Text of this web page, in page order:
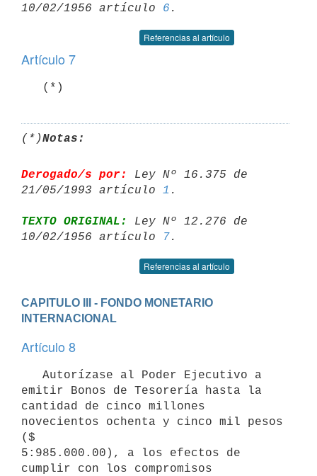
10/02/1956 artículo 6
Referencias al artículo
Artículo 7
   (*)
(*)Notas:
Derogado/s por:
Ley Nº 16.375 de
21/05/1993 artículo 1
TEXTO ORIGINAL:
Ley Nº 12.276 de
10/02/1956 artículo
7
Referencias al artículo
CAPITULO III - FONDO MONETARIO
INTERNACIONAL
Artículo 8
emitir Bonos de Tesorería hasta la
cantidad de cinco millones
novecientos ochenta y cinco mil pesos
($
5:985.000.00), a los efectos de
cumplir con los compromisos